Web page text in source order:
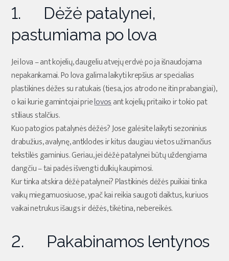
1. Dėžė patalynei,
pastumiama po lova
Jei lova – ant kojelių, daugeliu atvejų erdvė po ja išnaudojama
nepakankamai. Po lova galima laikyti krepšius ar specialias
plastikines dėžes su ratukais (tiesa, jos atrodo ne itin prabangiai),
o kai kurie gamintojai prielovosant kojelių pritaiko ir tokio pat
stiliaus stalčius.
Kuo patogios patalynės dėžės? Jose galėsite laikyti sezoninius
drabužius, avalynę, antklodes ir kitus daugiau vietos užimančius
tekstilės gaminius. Geriau, jei dėžė patalynei būtų uždengiama
dangčiu – tai padės išvengti dulkių kaupimosi.
Kur tinka atskira dėžė patalynei? Plastikinės dėžės puikiai tinka
vaikų miegamuosiuose, ypač kai reikia saugoti daiktus, kuriuos
vaikai netrukus išaugs ir dėžės, tikėtina, nebereikės.
2. Pakabinamos lentynos